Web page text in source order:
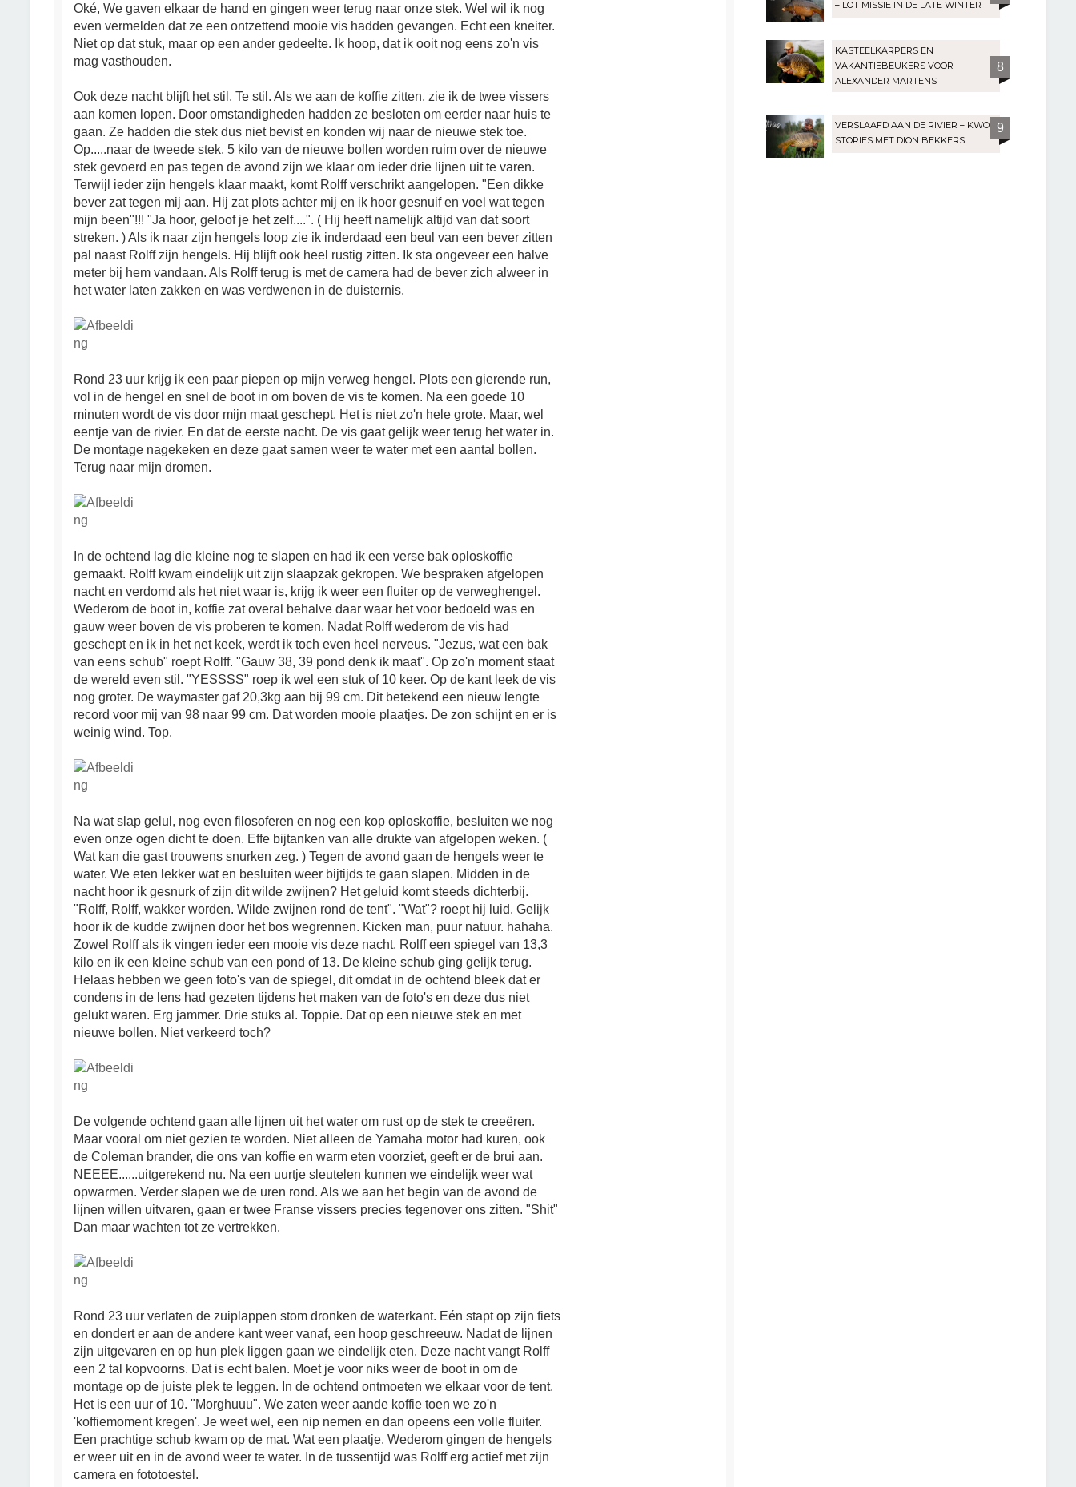
Oké, We gaven elkaar de hand en gingen weer terug naar onze stek. Wel wil ik nog
even vermelden dat ze een ontzettend mooie vis hadden gevangen. Echt een kneiter.
Niet op dat stuk, maar op een ander gedeelte. Ik hoop, dat ik ooit nog eens zo'n vis
mag vasthouden.
Ook deze nacht blijft het stil. Te stil. Als we aan de koffie zitten, zie ik de twee vissers
aan komen lopen. Door omstandigheden hadden ze besloten om eerder naar huis te
gaan. Ze hadden die stek dus niet bevist en konden wij naar de nieuwe stek toe.
Op.....naar de tweede stek. 5 kilo van de nieuwe bollen worden ruim over de nieuwe
stek gevoerd en pas tegen de avond zijn we klaar om ieder drie lijnen uit te varen.
Terwijl ieder zijn hengels klaar maakt, komt Rolff verschrikt aangelopen. "Een dikke
bever zat tegen mij aan. Hij zat plots achter mij en ik hoor gesnuif en voel wat tegen
mijn been"!!! "Ja hoor, geloof je het zelf....". ( Hij heeft namelijk altijd van dat soort
streken. ) Als ik naar zijn hengels loop zie ik inderdaad een beul van een bever zitten
pal naast Rolff zijn hengels. Hij blijft ook heel rustig zitten. Ik sta ongeveer een halve
meter bij hem vandaan. Als Rolff terug is met de camera had de bever zich alweer in
het water laten zakken en was verdwenen in de duisternis.
Rond 23 uur krijg ik een paar piepen op mijn verweg hengel. Plots een gierende run,
vol in de hengel en snel de boot in om boven de vis te komen. Na een goede 10
minuten wordt de vis door mijn maat geschept. Het is niet zo'n hele grote. Maar, wel
eentje van de rivier. En dat de eerste nacht. De vis gaat gelijk weer terug het water in.
De montage nagekeken en deze gaat samen weer te water met een aantal bollen.
Terug naar mijn dromen.
In de ochtend lag die kleine nog te slapen en had ik een verse bak oploskoffie
gemaakt. Rolff kwam eindelijk uit zijn slaapzak gekropen. We bespraken afgelopen
nacht en verdomd als het niet waar is, krijg ik weer een fluiter op de verweghengel.
Wederom de boot in, koffie zat overal behalve daar waar het voor bedoeld was en
gauw weer boven de vis proberen te komen. Nadat Rolff wederom de vis had
geschept en ik in het net keek, werdt ik toch even heel nerveus. "Jezus, wat een bak
van eens schub" roept Rolff. "Gauw 38, 39 pond denk ik maat". Op zo'n moment staat
de wereld even stil. "YESSSS" roep ik wel een stuk of 10 keer. Op de kant leek de vis
nog groter. De waymaster gaf 20,3kg aan bij 99 cm. Dit betekend een nieuw lengte
record voor mij van 98 naar 99 cm. Dat worden mooie plaatjes. De zon schijnt en er is
weinig wind. Top.
Na wat slap gelul, nog even filosoferen en nog een kop oploskoffie, besluiten we nog
even onze ogen dicht te doen. Effe bijtanken van alle drukte van afgelopen weken. (
Wat kan die gast trouwens snurken zeg. ) Tegen de avond gaan de hengels weer te
water. We eten lekker wat en besluiten weer bijtijds te gaan slapen. Midden in de
nacht hoor ik gesnurk of zijn dit wilde zwijnen? Het geluid komt steeds dichterbij.
"Rolff, Rolff, wakker worden. Wilde zwijnen rond de tent". "Wat"? roept hij luid. Gelijk
hoor ik de kudde zwijnen door het bos wegrennen. Kicken man, puur natuur. hahaha.
Zowel Rolff als ik vingen ieder een mooie vis deze nacht. Rolff een spiegel van 13,3
kilo en ik een kleine schub van een pond of 13. De kleine schub ging gelijk terug.
Helaas hebben we geen foto's van de spiegel, dit omdat in de ochtend bleek dat er
condens in de lens had gezeten tijdens het maken van de foto's en deze dus niet
gelukt waren. Erg jammer. Drie stuks al. Toppie. Dat op een nieuwe stek en met
nieuwe bollen. Niet verkeerd toch?
De volgende ochtend gaan alle lijnen uit het water om rust op de stek te creeëren.
Maar vooral om niet gezien te worden. Niet alleen de Yamaha motor had kuren, ook
de Coleman brander, die ons van koffie en warm eten voorziet, geeft er de brui aan.
NEEEE......uitgerekend nu. Na een uurtje sleutelen kunnen we eindelijk weer wat
opwarmen. Verder slapen we de uren rond. Als we aan het begin van de avond de
lijnen willen uitvaren, gaan er twee Franse vissers precies tegenover ons zitten. "Shit"
Dan maar wachten tot ze vertrekken.
Rond 23 uur verlaten de zuiplappen stom dronken de waterkant. Eén stapt op zijn fiets
en dondert er aan de andere kant weer vanaf, een hoop geschreeuw. Nadat de lijnen
zijn uitgevaren en op hun plek liggen gaan we eindelijk eten. Deze nacht vangt Rolff
een 2 tal kopvoorns. Dat is echt balen. Moet je voor niks weer de boot in om de
montage op de juiste plek te leggen. In de ochtend ontmoeten we elkaar voor de tent.
Het is een uur of 10. "Morghuuu". We zaten weer aande koffie toen we zo'n
'koffiemoment kregen'. Je weet wel, een nip nemen en dan opeens een volle fluiter.
Een prachtige schub kwam op de mat. Wat een plaatje. Wederom gingen de hengels
er weer uit en in de avond weer te water. In de tussentijd was Rolff erg actief met zijn
camera en fototoestel.
– LOT MISSIE IN DE LATE WINTER
KASTEELKARPERS EN
VAKANTIEBEUKERS VOOR
ALEXANDER MARTENS
8
VERSLAAFD AAN DE RIVIER – KWO
STORIES MET DION BEKKERS
9